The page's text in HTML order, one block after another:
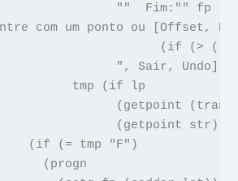
""  Fim:""
fp
com um ponto ou [Offset,
( if ( > (
", Sair, Undo]
tmp
( if
lp
( getpoint ( trans
(
getpoint str )))
(
if ( = tmp "F" )
(
progn